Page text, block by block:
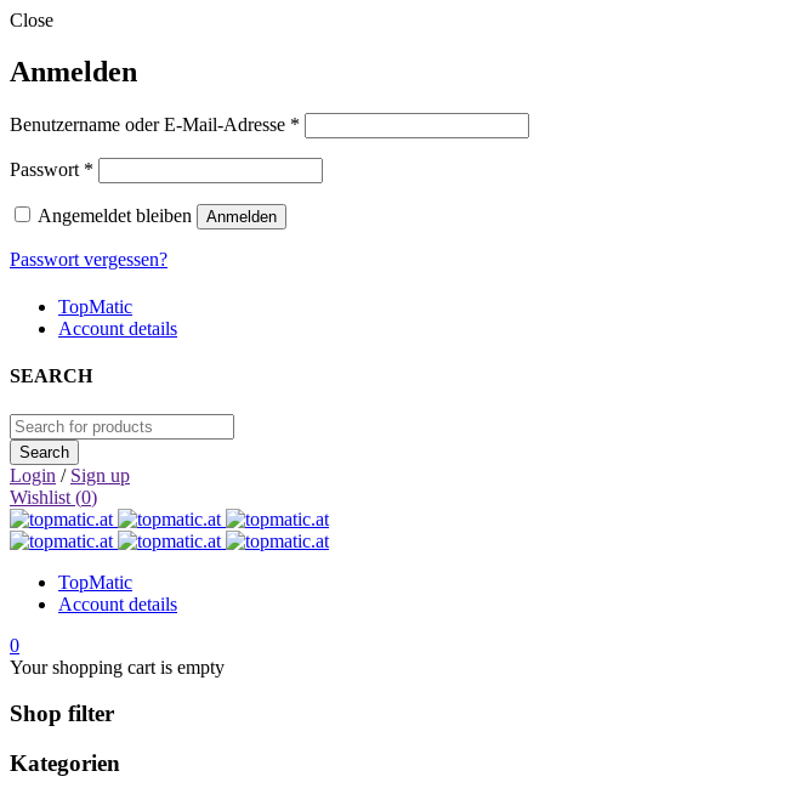
Close
Anmelden
Benutzername oder E-Mail-Adresse *
Passwort *
Angemeldet bleiben Anmelden
Passwort vergessen?
TopMatic
Account details
SEARCH
Login / Sign up
Wishlist (0)
TopMatic
Account details
0
Your shopping cart is empty
Shop filter
Kategorien